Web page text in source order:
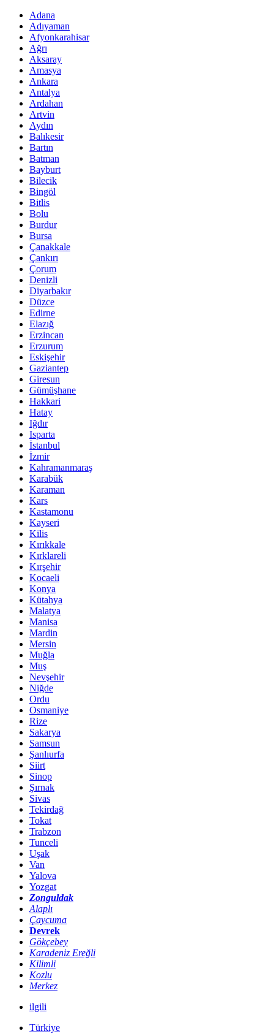
Adana
Adıyaman
Afyonkarahisar
Ağrı
Aksaray
Amasya
Ankara
Antalya
Ardahan
Artvin
Aydın
Balıkesir
Bartın
Batman
Bayburt
Bilecik
Bingöl
Bitlis
Bolu
Burdur
Bursa
Çanakkale
Çankırı
Çorum
Denizli
Diyarbakır
Düzce
Edirne
Elazığ
Erzincan
Erzurum
Eskişehir
Gaziantep
Giresun
Gümüşhane
Hakkari
Hatay
Iğdır
Isparta
İstanbul
İzmir
Kahramanmaraş
Karabük
Karaman
Kars
Kastamonu
Kayseri
Kilis
Kırıkkale
Kırklareli
Kırşehir
Kocaeli
Konya
Kütahya
Malatya
Manisa
Mardin
Mersin
Muğla
Muş
Nevşehir
Niğde
Ordu
Osmaniye
Rize
Sakarya
Samsun
Şanlıurfa
Siirt
Sinop
Şırnak
Sivas
Tekirdağ
Tokat
Trabzon
Tunceli
Uşak
Van
Yalova
Yozgat
Zonguldak
Alaplı
Çaycuma
Devrek
Gökçebey
Karadeniz Ereğli
Kilimli
Kozlu
Merkez
ilgili
Türkiye